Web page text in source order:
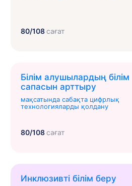
80/108сағат
Білім алушылардың білім
сапасын арттыру
мақсатында сабақта цифрлық
технологияларды қолдану
80/108сағат
Инклюзивті білім беру